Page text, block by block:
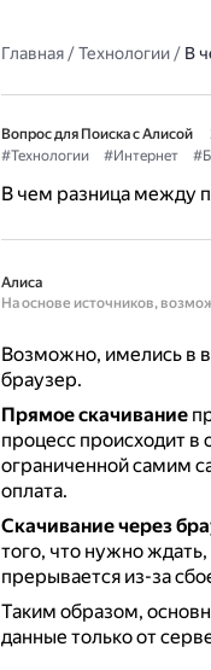
Главная/Технологии/ В
Вопрос для Поиска с Алисой
#Технологии
#Интернет
В чем разница между
Алиса
На основе источников,
Возможно, имелись в
браузер.
Прямое скачивание
процесс происходит в
ограниченной самим
оплата.
Скачивание через
того, что нужно ждать,
прерывается из-за
Таким образом,
данные только от